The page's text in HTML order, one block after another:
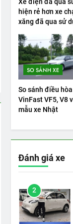
hiện rẻ hơn xe
xăng đã qua sử
SO SÁNH XE
So sánh điều hòa
VinFast VF5, V8
mẫu xe Nhật
Đánh giá xe
19
20